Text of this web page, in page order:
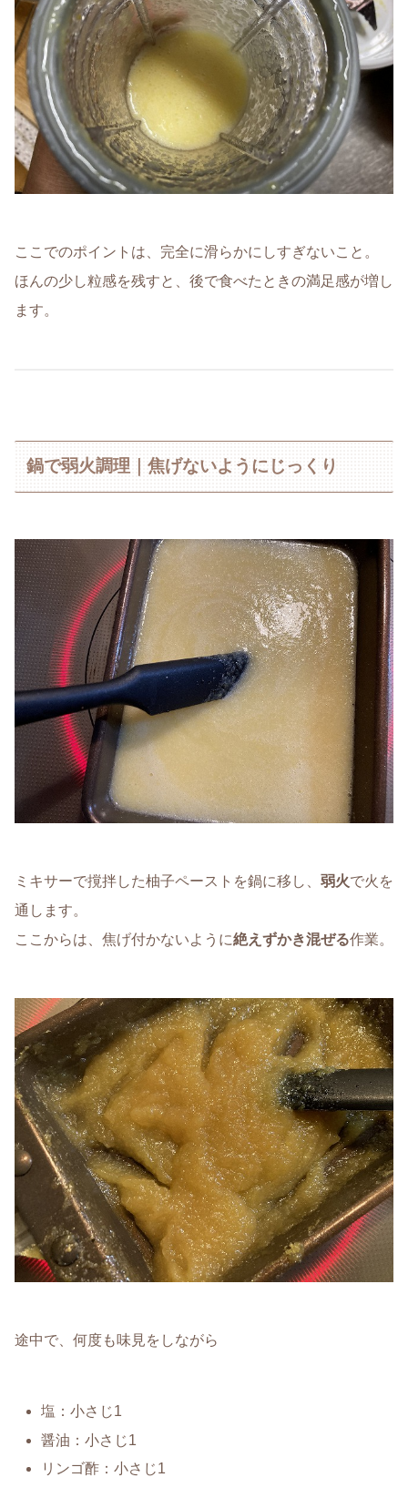
ここでのポイントは、完全に滑らかにしすぎないこと。
ほんの少し粒感を残すと、後で食べたときの満足感が増し
ます。
鍋で弱火調理｜焦げないようにじっくり
ミキサーで撹拌した柚子ペーストを鍋に移し、 弱火で火を
通します。
ここからは、焦げ付かないように絶えずかき混ぜる作業。
途中で、何度も味見をしながら
塩：小さじ1
醤油：小さじ1
リンゴ酢：小さじ1